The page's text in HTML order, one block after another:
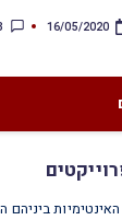
16/05/2020
ביניהם